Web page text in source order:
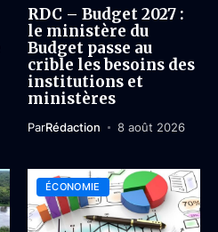
RDC – Budget 2027 :
le ministère du
Budget passe au
crible les besoins des
institutions et
ministères
ParRédaction 8 août 2026
ÉCONOMIE